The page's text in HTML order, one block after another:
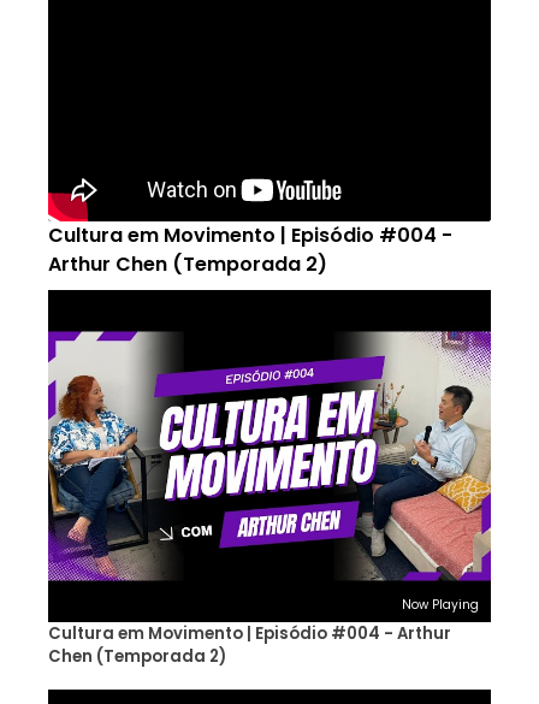
Cultura em Movimento | Episódio #004 -
Arthur Chen (Temporada 2)
Now Playing
Cultura em Movimento | Episódio #004 - Arthur
Chen (Temporada 2)